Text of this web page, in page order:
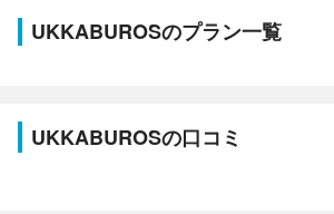
UKKABUROSのプラン一覧
UKKABUROSの口コミ